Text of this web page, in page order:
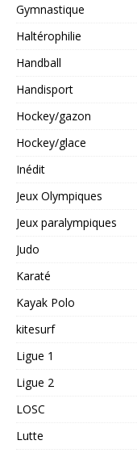
Gymnastique
Haltérophilie
Handball
Handisport
Hockey/gazon
Hockey/glace
Inédit
Jeux Olympiques
Jeux paralympiques
Judo
Karaté
Kayak Polo
kitesurf
Ligue 1
Ligue 2
LOSC
Lutte